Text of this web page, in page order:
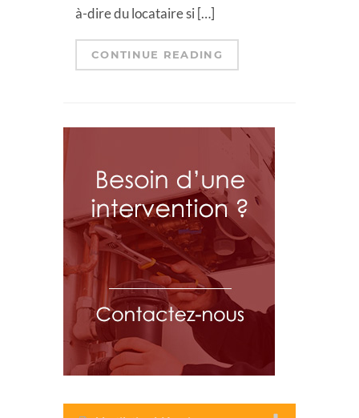
à-dire du locataire si […]
CONTINUE READING